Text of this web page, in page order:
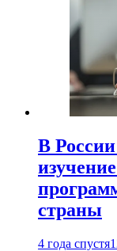
В
страны
4 года спустя